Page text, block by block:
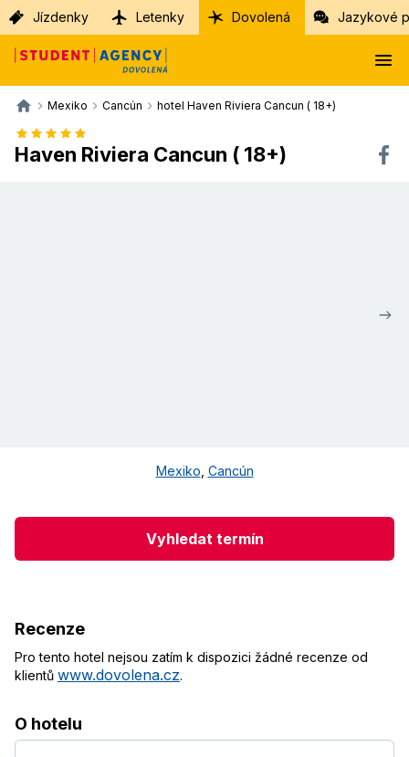
Jízdenky Letenky Dovolená Jazykové
Mexiko Cancún hotel Haven Riviera Cancun ( 18+)
Haven Riviera Cancun ( 18+)
Mexiko Cancún
Vyhledat termín
Recenze
Pro tento hotel nejsou zatím k dispozici žádné recenze od
klientů www.dovolena.cz.
O hotelu